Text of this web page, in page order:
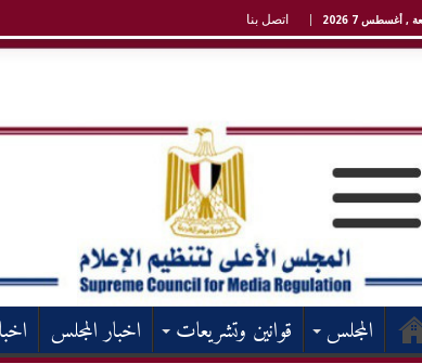
, أغسطس 7 2026 اتصل بنا
المجلس قوانين وتشريعات اخبار المجلس